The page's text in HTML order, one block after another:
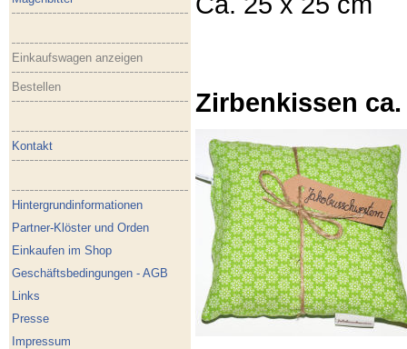
Einkaufswagen anzeigen
Bestellen
Kontakt
Hintergrundinformationen
Partner-Klöster und Orden
Einkaufen im Shop
Geschäftsbedingungen - AGB
Links
Presse
Impressum
Zirbenkissen